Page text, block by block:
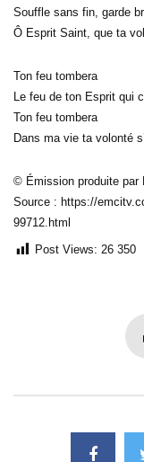
Souffle sans fin, garde
Ô Esprit Saint, que ta
Ton feu tombera
Le feu de ton Esprit qui
Ton feu tombera
Dans ma vie ta volonté
© Émission produite par
Source : https://
99712.html
Post Views: 26 350